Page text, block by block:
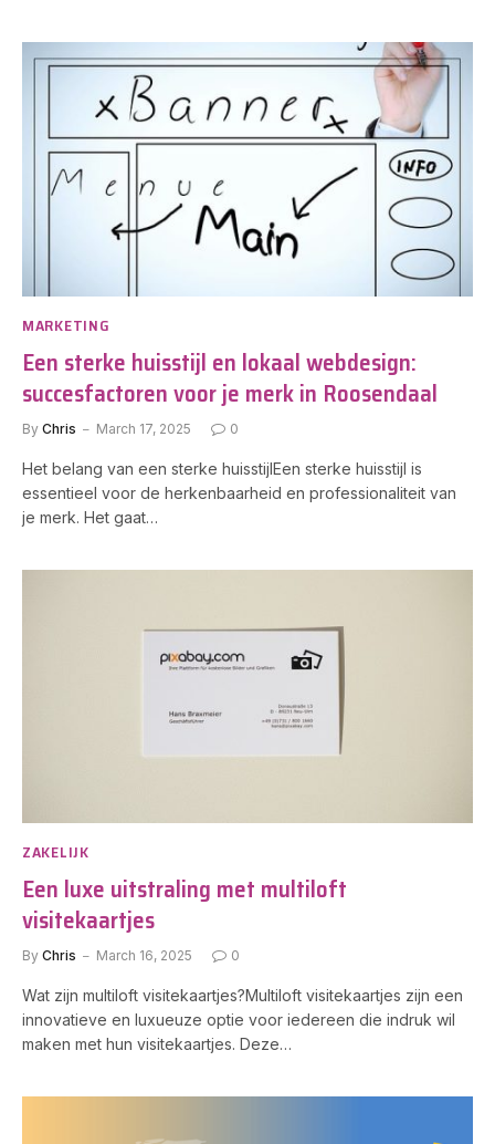
MARKETING
Een sterke huisstijl en lokaal webdesign:
succesfactoren voor je merk in Roosendaal
By Chris March 17, 2025 0
Het belang van een sterke huisstijlEen sterke huisstijl is
essentieel voor de herkenbaarheid en professionaliteit van
je merk. Het gaat…
ZAKELIJK
Een luxe uitstraling met multiloft
visitekaartjes
By Chris March 16, 2025 0
Wat zijn multiloft visitekaartjes?Multiloft visitekaartjes zijn een
innovatieve en luxueuze optie voor iedereen die indruk wil
maken met hun visitekaartjes. Deze…